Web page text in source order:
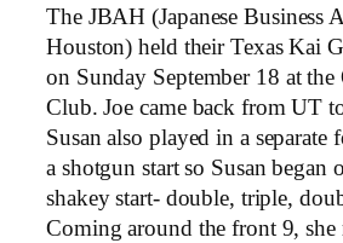
The JBAH (Japanese Business
Houston) held their Texas Kai
on Sunday September 18 at
Club. Joe came back from UT
Susan also played in a separate
a shotgun start so Susan began
shakey start- double, triple,
Coming around the front 9, she